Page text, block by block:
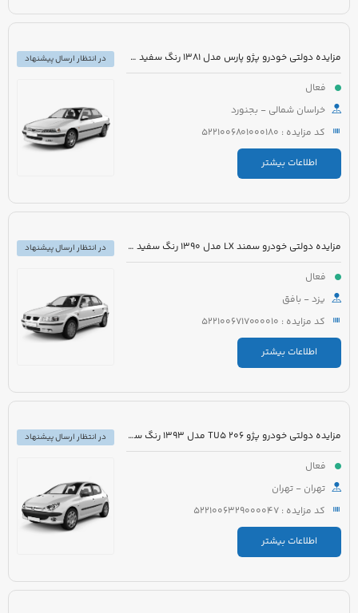
مزایده دولتی خودرو پژو پارس مدل 1381 رنگ سفید متالیک
فعال
خراسان شمالی - بجنورد
کد مزایده : 5221006801000180
اطلاعات بیشتر
در انتظار ارسال پیشنهاد
مزایده دولتی خودرو سمند LX مدل 1390 رنگ سفید روغنی
فعال
یزد - بافق
کد مزایده : 5221006717000010
اطلاعات بیشتر
در انتظار ارسال پیشنهاد
مزایده دولتی خودرو پژو 206 TU5 مدل 1393 رنگ سفید
فعال
تهران - تهران
کد مزایده : 5221006329000047
اطلاعات بیشتر
در انتظار ارسال پیشنهاد